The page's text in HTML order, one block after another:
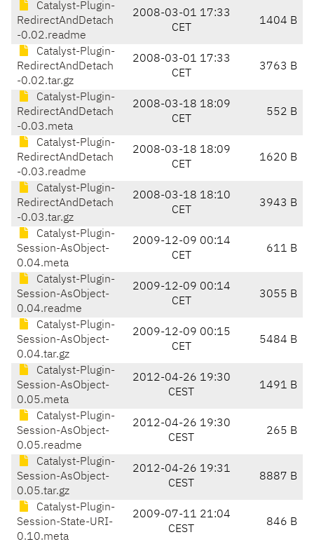
Catalyst-Plugin-
RedirectAndDetach
-0.02.readme
2008-03-01 17:33
CET
1404 B
Catalyst-Plugin-
RedirectAndDetach
-0.02.tar.gz
2008-03-01 17:33
CET
3763 B
Catalyst-Plugin-
RedirectAndDetach
-0.03.meta
2008-03-18 18:09
CET
552 B
Catalyst-Plugin-
RedirectAndDetach
-0.03.readme
2008-03-18 18:09
CET
1620 B
Catalyst-Plugin-
RedirectAndDetach
-0.03.tar.gz
2008-03-18 18:10
CET
3943 B
Catalyst-Plugin-
Session-AsObject-
0.04.meta
2009-12-09 00:14
CET
611 B
Catalyst-Plugin-
Session-AsObject-
0.04.readme
2009-12-09 00:14
CET
3055 B
Catalyst-Plugin-
Session-AsObject-
0.04.tar.gz
2009-12-09 00:15
CET
5484 B
Catalyst-Plugin-
Session-AsObject-
0.05.meta
2012-04-26 19:30
CEST
1491 B
Catalyst-Plugin-
Session-AsObject-
0.05.readme
2012-04-26 19:30
CEST
265 B
Catalyst-Plugin-
Session-AsObject-
0.05.tar.gz
2012-04-26 19:31
CEST
8887 B
Catalyst-Plugin-
Session-State-URI-
0.10.meta
2009-07-11 21:04
CEST
846 B